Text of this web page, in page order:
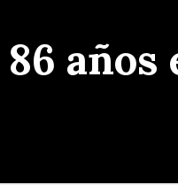
años